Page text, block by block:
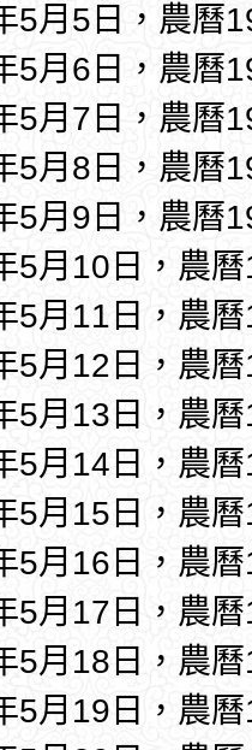
5月5日，農曆
5月6日，農曆
5月7日，農曆
5月8日，農曆
5月9日，農曆
5月10日，農
5月11日，農
5月12日，農
5月13日，農
5月14日，農
5月15日，農
5月16日，農
5月17日，農
5月18日，農
5月19日，農